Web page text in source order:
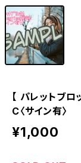
【 パレットブ
C〈サイン有〉
¥1,000